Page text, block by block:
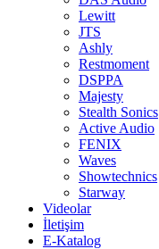
Lewitt
JTS
Ashly
Restmoment
DSPPA
Majesty
Stealth Sonics
Active Audio
FENIX
Waves
Showtechnics
Starway
Videolar
İletişim
E-Katalog